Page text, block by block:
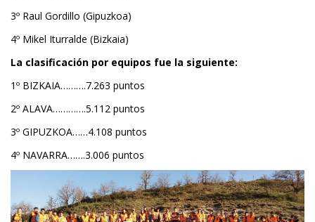
3º Raul Gordillo (Gipuzkoa)
4º Mikel Iturralde (Bizkaia)
La clasificación por equipos fue la siguiente:
1º BIZKAIA……….7.263 puntos
2º ALAVA………….5.112 puntos
3º GIPUZKOA……4.108 puntos
4º NAVARRA…….3.006 puntos